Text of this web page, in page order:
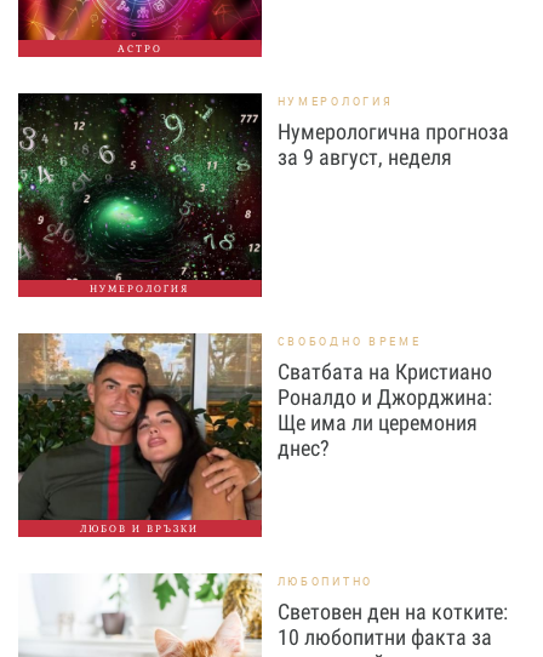
АСТРО
НУМЕРОЛОГИЯ
НУМЕРОЛОГИЯ
Нумерологична прогноза
за 9 август, неделя
ЛЮБОВ И ВРЪЗКИ
СВОБОДНО ВРЕМЕ
Сватбата на Кристиано
Роналдо и Джорджина:
Ще има ли церемония
днес?
ЛЮБОПИТНО
Световен ден на котките:
10 любопитни факта за